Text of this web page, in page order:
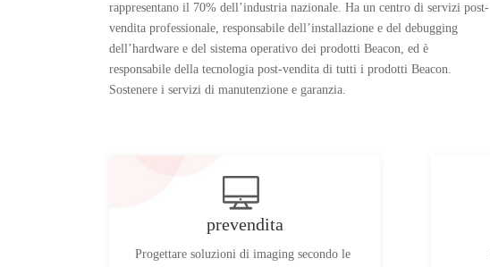
rappresentano il 70% dell’industria nazionale. Ha un centro di servizi post-
vendita professionale, responsabile dell’installazione e del debugging
dell’hardware e del sistema operativo dei prodotti Beacon, ed è
responsabile della tecnologia post-vendita di tutti i prodotti Beacon.
Sostenere i servizi di manutenzione e garanzia.
Se non può essere risolto in tempo, deve essere fornito uno o più piani di
trattamento. La richiesta di assistenza tecnica del cliente corrispondente
entro un giorno lavorativo e il servizio di assistenza tecnica corrispondente
prevendita
Progettare soluzioni di imaging secondo le